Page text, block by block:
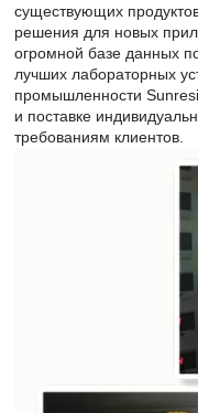
существующих
решения для новых
огромной базе данных
лучших лабораторных
промышленности
и поставке
требованиям клиентов.